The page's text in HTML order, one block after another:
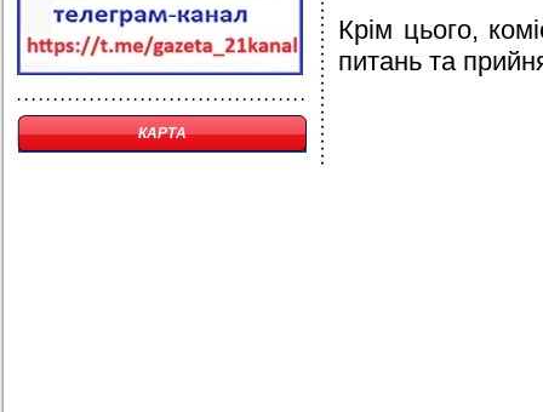
КАРТА
Крім цього,
питань та